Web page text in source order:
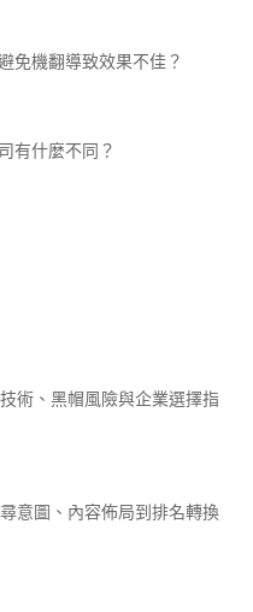
免機翻導致效果不佳？
有什麼不同？
術、黑帽風險與企業選擇指
意圖、內容佈局到排名轉換